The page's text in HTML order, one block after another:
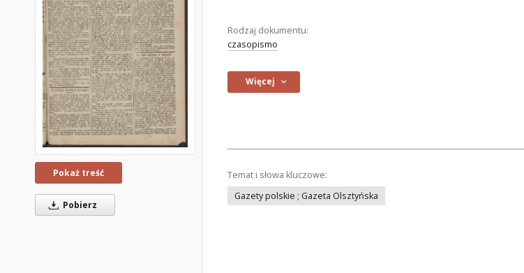
Pokaż treść
Pobierz
Rodzaj dokumentu:
czasopismo
Więcej
Temat i słowa kluczowe:
Gazety polskie ; Gazeta Olsztyńska